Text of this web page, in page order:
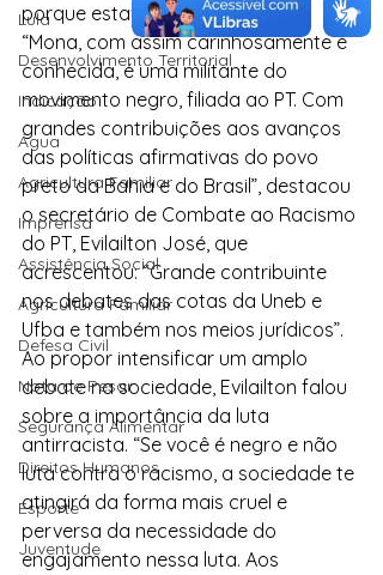
Lula
Desenvolvimento Territorial
Indicação
Água
Agricultura Familiar
Imprensa
Assistência Social
Agricultura Familiar
Defesa Civil
Nota de Pesar
Segurança Alimentar
Direitos Humanos
Esporte
Juventude
porque estava se sentindo mal.
“Mona, com assim carinhosamente é
conhecida, é uma militante do
movimento negro, filiada ao PT. Com
grandes contribuições aos avanços
das políticas afirmativas do povo
preto da Bahia e do Brasil”, destacou
o secretário de Combate ao Racismo
do PT, Evilailton José, que
acrescentou: “Grande contribuinte
nos debates das cotas da Uneb e
Ufba e também nos meios jurídicos”.
Ao propor intensificar um amplo
debate na sociedade, Evilailton falou
sobre a importância da luta
antirracista. “Se você é negro e não
luta contra o racismo, a sociedade te
atingirá da forma mais cruel e
perversa da necessidade do
engajamento nessa luta. Aos